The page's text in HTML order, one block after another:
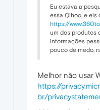
Eu estava a
essa Qihoo, e eis
https://
um dos produtos
informações
pouco de medo,
Melhor não usar
https://
br/